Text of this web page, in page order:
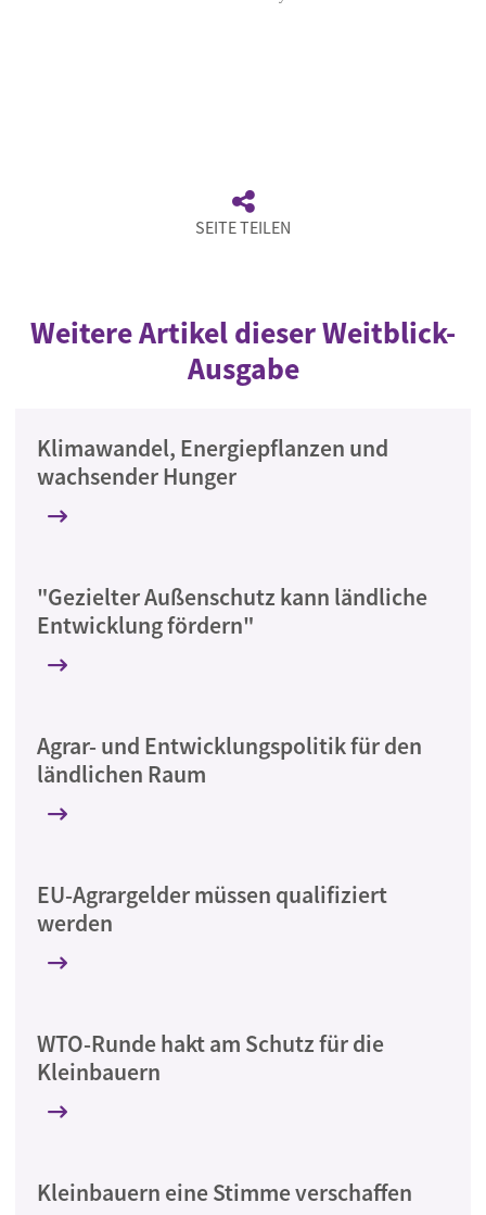
SEITE TEILEN
Weitere Artikel dieser Weitblick-
Ausgabe
Klimawandel, Energiepflanzen und
wachsender Hunger
"Gezielter Außenschutz kann ländliche
Entwicklung fördern"
Agrar- und Entwicklungspolitik für den
ländlichen Raum
EU-Agrargelder müssen qualifiziert
werden
WTO-Runde hakt am Schutz für die
Kleinbauern
Kleinbauern eine Stimme verschaffen